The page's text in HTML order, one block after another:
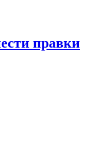
правки